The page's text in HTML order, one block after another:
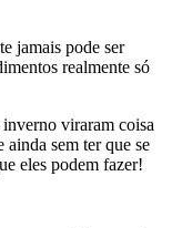
jamais pode ser
realmente só
viraram coisa
ainda sem ter que se
eles podem fazer!